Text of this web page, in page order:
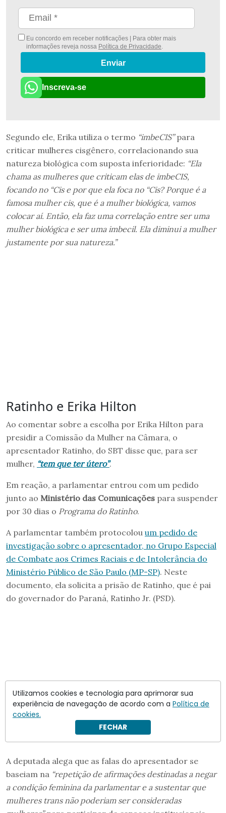
Eu concordo em receber notificações | Para obter mais
informações reveja nossa Política de Privacidade
Enviar
Inscreva-se
Segundo ele, Erika utiliza o termo “imbeCIS”para
criticar mulheres cisgênero, correlacionando sua
natureza biológica com suposta inferioridade: “Ela
chama as mulheres que criticam elas de imbeCIS,
focando no “Cis e por que ela foca no “Cis? Porque é a
famosa mulher cis, que é a mulher biológica, vamos
colocar aí. Então, ela faz uma correlação entre ser uma
mulher biológica e ser uma imbecil. Ela diminui a mulher
justamente por sua natureza.”
Ratinho e Erika Hilton
Ao comentar sobre a escolha por Erika Hilton para
presidir a Comissão da Mulher na Câmara, o
apresentador Ratinho, do SBT disse que, para ser
mulher, “tem que ter útero”.
Em reação, a parlamentar entrou com um pedido
junto ao Ministério das Comunicações para suspender
por 30 dias o Programa do Ratinho.
A parlamentar também protocolou um pedido de
investigação sobre o apresentador, no Grupo Especial
de Combate aos Crimes Raciais e de Intolerância do
Ministério Público de São Paulo (MP-SP). Neste
documento, ela solicita a prisão de Ratinho, que é pai
do governador do Paraná, Ratinho Jr. (PSD).
A deputada alega que as falas do apresentador se
baseiam na “repetição de afirmações destinadas a negar
a condição feminina da parlamentar e a sustentar que
mulheres trans não poderiam ser consideradas
Utilizamos cookies e tecnologia para aprimorar sua
experiência de navegação de acordo com a Política de
cookies.
FECHAR